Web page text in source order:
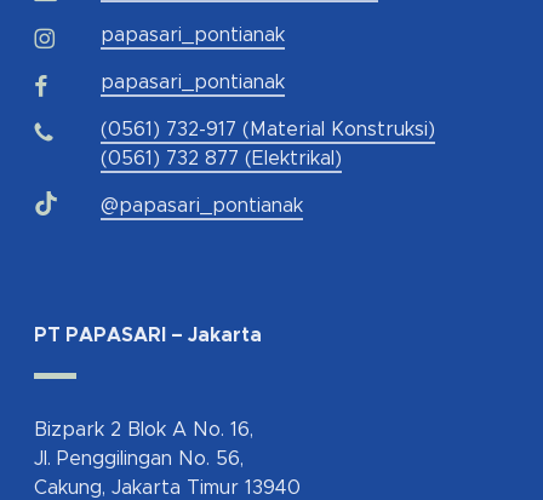
papasari_pontianak
papasari_pontianak
(0561) 732-917 (Material Konstruksi)
(0561) 732 877 (Elektrikal)
@papasari_pontianak
PT PAPASARI – Jakarta
Bizpark 2 Blok A No. 16,
Jl. Penggilingan No. 56,
Cakung, Jakarta Timur 13940